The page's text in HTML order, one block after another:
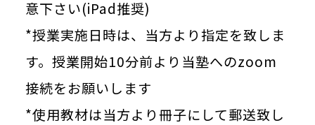
意下さい(iPad推奨)
*授業実施日時は、当方より指定を致しま
す。授業開始10分前より当塾へのzoom
接続をお願いします
*使用教材は当方より冊子にして郵送致し